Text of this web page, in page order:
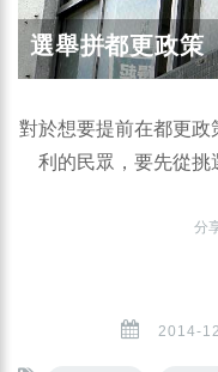
選舉拼都更政
對於想要提前在都更政
利的民眾，要先從挑
分
2014-